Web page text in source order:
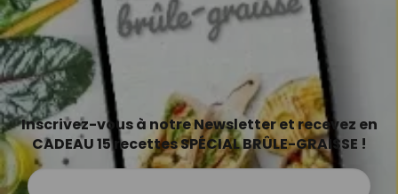
Inscrivez-vous à notre Newsletter et recevez en
CADEAU 15 recettes SPÉCIAL BRÛLE-GRAISSE !